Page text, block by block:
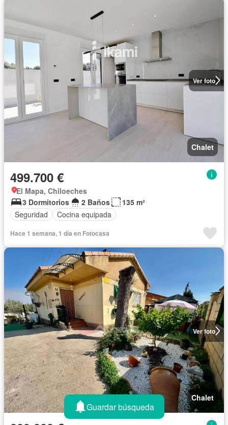
Ver foto
Chalet
499.700 €
El Mapa, Chiloeches
3 Dormitorios
2 Baños
135 m²
Seguridad
Cocina equipada
Hace 1 semana, 1 día en Fotocasa
Ver foto
Chalet
Guardar búsqueda